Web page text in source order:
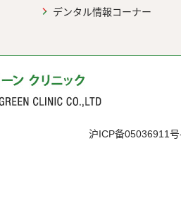
デンタル情報コーナー
沪ICP备05036911